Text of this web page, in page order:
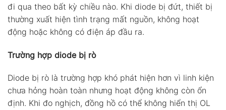
đi qua theo bất kỳ chiều nào. Khi diode bị đứt, thiết bị
thường xuất hiện tình trạng mất nguồn, không hoạt
động hoặc không có điện áp đầu ra.
Trường hợp diode bị rò
Diode bị rò là trường hợp khó phát hiện hơn vì linh kiện
chưa hỏng hoàn toàn nhưng hoạt động không còn ổn
định. Khi đo nghịch, đồng hồ có thể không hiển thị OL